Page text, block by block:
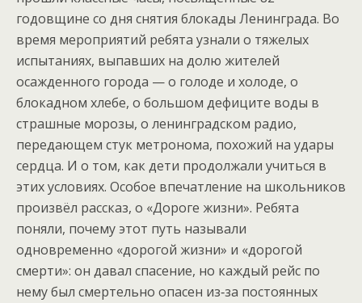
годовщине со дня снятия блокады Ленинграда. Во
время мероприятий ребята узнали о тяжелых
испытаниях, выпавших на долю жителей
осажденного города — о голоде и холоде, о
блокадном хлебе, о большом дефиците воды в
страшные морозы, о ленинградском радио,
передающем стук метронома, похожий на удары
сердца. И о том, как дети продолжали учиться в
этих условиях. Особое впечатление на школьников
произвёл рассказ, о «Дороге жизни». Ребята
поняли, почему этот путь называли
одновременно «дорогой жизни» и «дорогой
смерти»: он давал спасение, но каждый рейс по
нему был смертельно опасен из‑за постоянных